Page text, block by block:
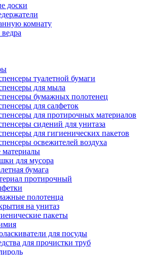
доски
комнату
туалетной бумаги
для мыла
бумажных полотенец
для салфеток
для протирочных материалов
сидений для унитаза
для гигиенических пакетов
освежителей воздуха
материалы
для мусора
бумага
протирочный
полотенца
на унитаз
пакеты
для посуды
для прочистки труб